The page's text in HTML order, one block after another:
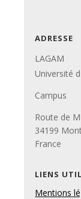
ADRESSE
LAGAM
Université
Campus
Route de
34199
France
LIENS
Mentions